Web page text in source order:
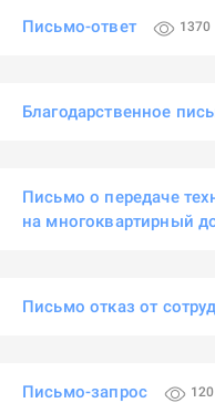
Письмо-ответ 1370
Благодарственное
Письмо о передаче
на многоквартирный
Письмо отказ от
Письмо-запрос